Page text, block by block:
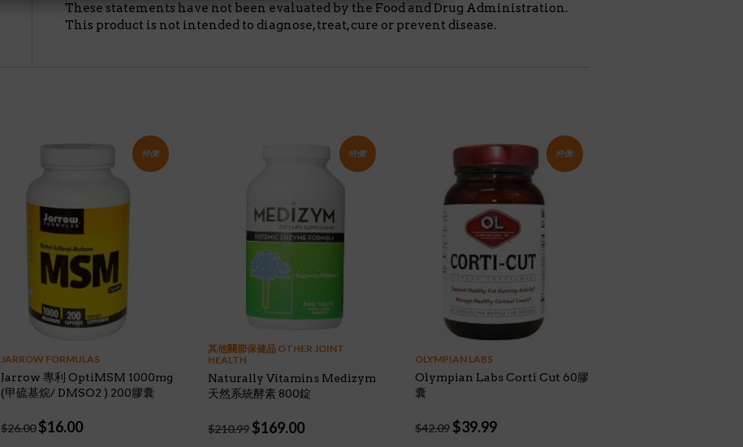
These statements have not been evaluated by the Food and Drug Administration.
This product is not intended to diagnose, treat, cure or prevent disease.
特價!
JARROW FORMULAS
Jarrow 專利 OptiMSM 1000mg
(甲硫基烷/ DMSO2 ) 200膠囊
$26.00 Original
$16.00Current
特價!
其他關節保健品 OTHER JOINT
HEALTH
Naturally Vitamins Medizym
天然系統酵素 800錠
$210.99 Original
$169.00Current
特價!
OLYMPIAN LABS
Olympian Labs Corti Cut 60膠
囊
$42.09 Original
$39.99Current